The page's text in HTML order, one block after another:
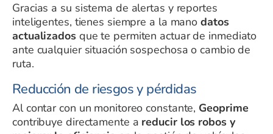
Gracias a su sistema de alertas y reportes
inteligentes, tienes siempre a la manodatos
actualizadosque te permiten actuar de inmediato
ante cualquier situación sospechosa o cambio de
ruta.
Reducción de riesgos y pérdidas
Al contar con un monitoreo constante, Geoprime
contribuye directamente a reducir los robos y